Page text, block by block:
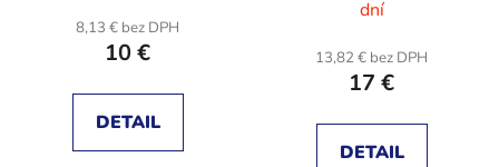
8,13 € bez DPH
10 €
DETAIL
dní
13,82 € bez DPH
17 €
DETAIL